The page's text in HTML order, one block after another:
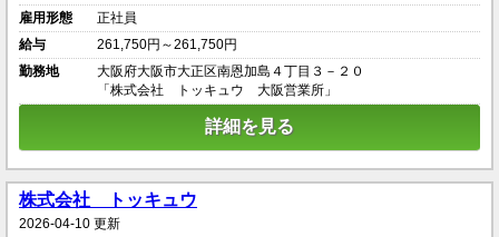
雇用形態
正社員
給与
261,750円～261,750円
勤務地
大阪府大阪市大正区南恩加島４丁目３－２０
「株式会社 トッキュウ 大阪営業所」
詳細を見る
株式会社 トッキュウ
2026-04-10 更新